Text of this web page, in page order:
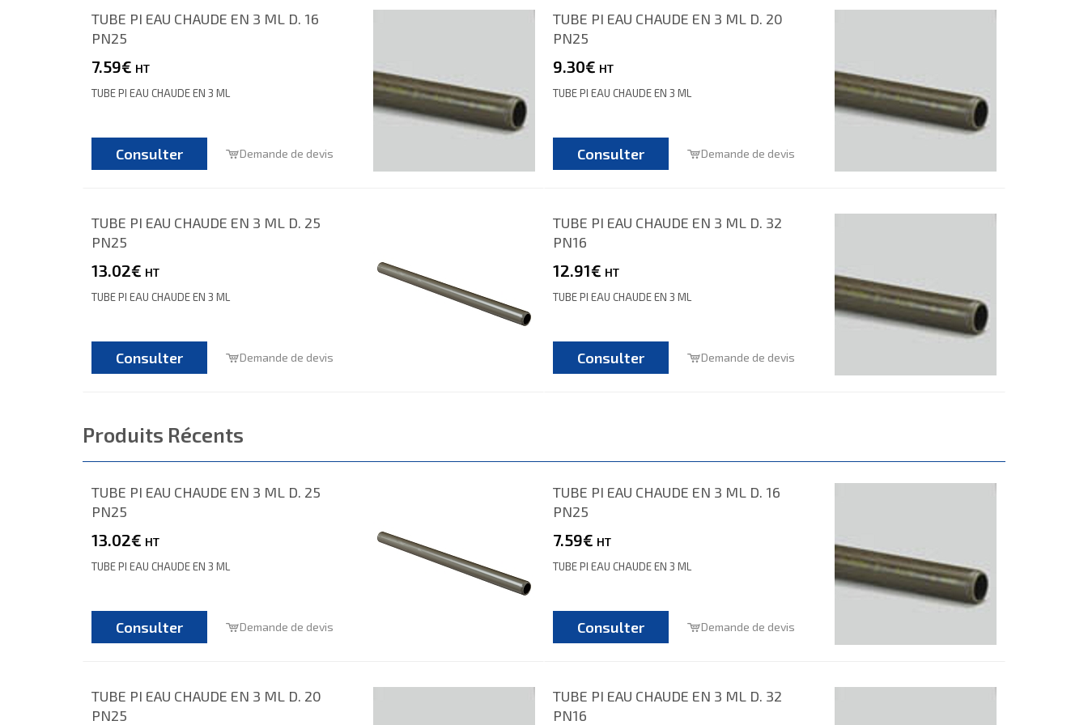
TUBE PI EAU CHAUDE EN 3 ML D. 16
PN25
7.59€ HT
TUBE PI EAU CHAUDE EN 3 ML
Consulter Demande de devis
TUBE PI EAU CHAUDE EN 3 ML D. 20
PN25
9.30€ HT
TUBE PI EAU CHAUDE EN 3 ML
Consulter Demande de devis
TUBE PI EAU CHAUDE EN 3 ML D. 25
PN25
13.02€ HT
TUBE PI EAU CHAUDE EN 3 ML
Consulter Demande de devis
TUBE PI EAU CHAUDE EN 3 ML D. 32
PN16
12.91€ HT
TUBE PI EAU CHAUDE EN 3 ML
Consulter Demande de devis
Produits Récents
TUBE PI EAU CHAUDE EN 3 ML D. 25
PN25
13.02€ HT
TUBE PI EAU CHAUDE EN 3 ML
Consulter Demande de devis
TUBE PI EAU CHAUDE EN 3 ML D. 16
PN25
7.59€ HT
TUBE PI EAU CHAUDE EN 3 ML
Consulter Demande de devis
TUBE PI EAU CHAUDE EN 3 ML D. 20
PN25
TUBE PI EAU CHAUDE EN 3 ML D. 32
PN16